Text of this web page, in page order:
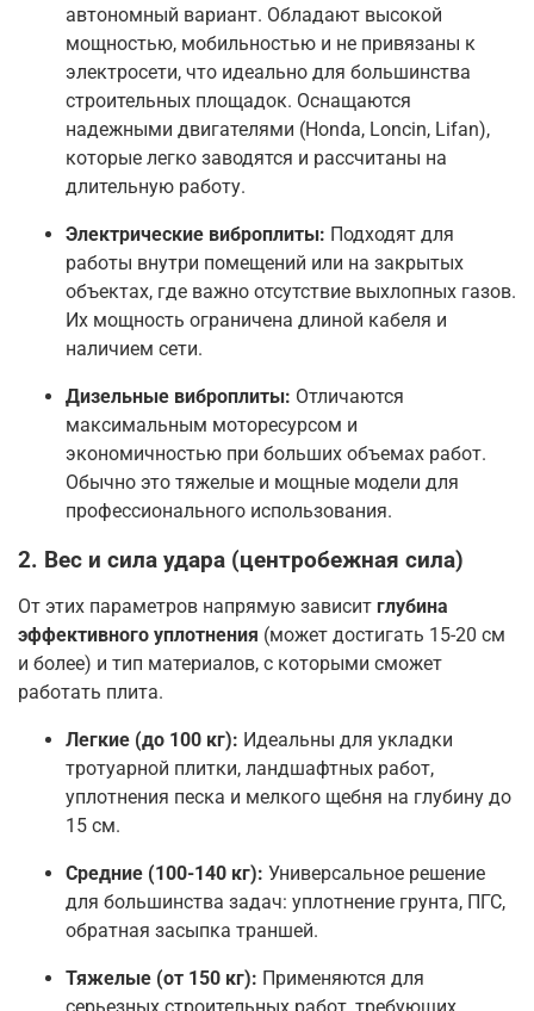
автономный вариант. Обладают высокой
мощностью, мобильностью и не привязаны к
электросети, что идеально для большинства
строительных площадок. Оснащаются
надежными двигателями (Honda, Loncin, Lifan),
которые легко заводятся и рассчитаны на
длительную работу.
Электрические виброплиты: Подходят для
работы внутри помещений или на закрытых
объектах, где важно отсутствие выхлопных газов.
Их мощность ограничена длиной кабеля и
наличием сети.
Дизельные виброплиты: Отличаются
максимальным моторесурсом и
экономичностью при больших объемах работ.
Обычно это тяжелые и мощные модели для
профессионального использования.
2. Вес и сила удара (центробежная сила)
От этих параметров напрямую зависит глубина
эффективного уплотнения (может достигать 15-20 см
и более) и тип материалов, с которыми сможет
работать плита.
Легкие (до 100 кг): Идеальны для укладки
тротуарной плитки, ландшафтных работ,
уплотнения песка и мелкого щебня на глубину до
15 см.
Средние (100-140 кг): Универсальное решение
для большинства задач: уплотнение грунта, ПГС,
обратная засыпка траншей.
Тяжелые (от 150 кг): Применяются для